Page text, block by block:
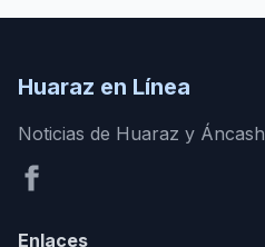
Huaraz en Línea
Noticias de Huaraz y Áncash
Enlaces